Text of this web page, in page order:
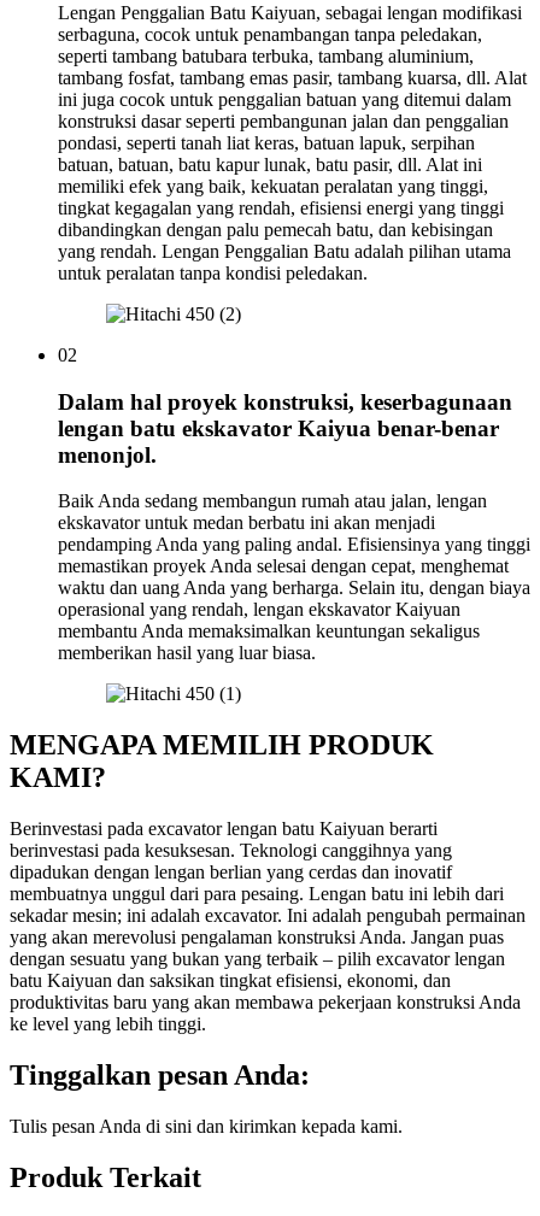
Lengan Penggalian Batu Kaiyuan, sebagai lengan modifikasi
serbaguna, cocok untuk penambangan tanpa peledakan,
seperti tambang batubara terbuka, tambang aluminium,
tambang fosfat, tambang emas pasir, tambang kuarsa, dll. Alat
ini juga cocok untuk penggalian batuan yang ditemui dalam
konstruksi dasar seperti pembangunan jalan dan penggalian
pondasi, seperti tanah liat keras, batuan lapuk, serpihan
batuan, batuan, batu kapur lunak, batu pasir, dll. Alat ini
memiliki efek yang baik, kekuatan peralatan yang tinggi,
tingkat kegagalan yang rendah, efisiensi energi yang tinggi
dibandingkan dengan palu pemecah batu, dan kebisingan
yang rendah. Lengan Penggalian Batu adalah pilihan utama
untuk peralatan tanpa kondisi peledakan.
02
Dalam hal proyek konstruksi, keserbagunaan
lengan batu ekskavator Kaiyua benar-benar
menonjol.
Baik Anda sedang membangun rumah atau jalan, lengan
ekskavator untuk medan berbatu ini akan menjadi
pendamping Anda yang paling andal. Efisiensinya yang tinggi
memastikan proyek Anda selesai dengan cepat, menghemat
waktu dan uang Anda yang berharga. Selain itu, dengan biaya
operasional yang rendah, lengan ekskavator Kaiyuan
membantu Anda memaksimalkan keuntungan sekaligus
memberikan hasil yang luar biasa.
MENGAPA MEMILIH PRODUK
KAMI?
Berinvestasi pada excavator lengan batu Kaiyuan berarti
berinvestasi pada kesuksesan. Teknologi canggihnya yang
dipadukan dengan lengan berlian yang cerdas dan inovatif
membuatnya unggul dari para pesaing. Lengan batu ini lebih dari
sekadar mesin; ini adalah excavator. Ini adalah pengubah permainan
yang akan merevolusi pengalaman konstruksi Anda. Jangan puas
dengan sesuatu yang bukan yang terbaik – pilih excavator lengan
batu Kaiyuan dan saksikan tingkat efisiensi, ekonomi, dan
produktivitas baru yang akan membawa pekerjaan konstruksi Anda
ke level yang lebih tinggi.
Tinggalkan pesan Anda:
Tulis pesan Anda di sini dan kirimkan kepada kami.
Produk Terkait